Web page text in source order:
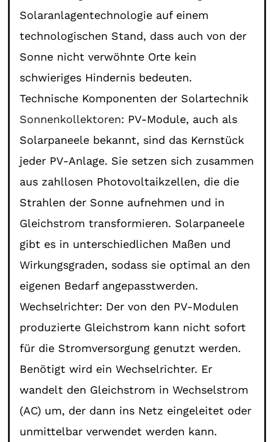
Solaranlagentechnologie auf einem
technologischen Stand, dass auch von der
Sonne nicht verwöhnte Orte kein
schwieriges Hindernis bedeuten.
Technische Komponenten der Solartechnik
Sonnenkollektoren: PV-Module, auch als
Solarpaneele bekannt, sind das Kernstück
jeder PV-Anlage. Sie setzen sich zusammen
aus zahllosen Photovoltaikzellen, die die
Strahlen der Sonne aufnehmen und in
Gleichstrom transformieren. Solarpaneele
gibt es in unterschiedlichen Maßen und
Wirkungsgraden, sodass sie optimal an den
eigenen Bedarf angepasstwerden.
Wechselrichter: Der von den PV-Modulen
produzierte Gleichstrom kann nicht sofort
für die Stromversorgung genutzt werden.
Benötigt wird ein Wechselrichter. Er
wandelt den Gleichstrom in Wechselstrom
(AC) um, der dann ins Netz eingeleitet oder
unmittelbar verwendet werden kann.